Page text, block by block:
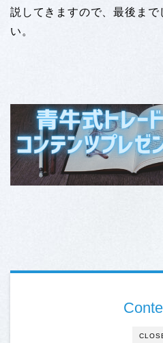
説してきますので、最後まで
い。